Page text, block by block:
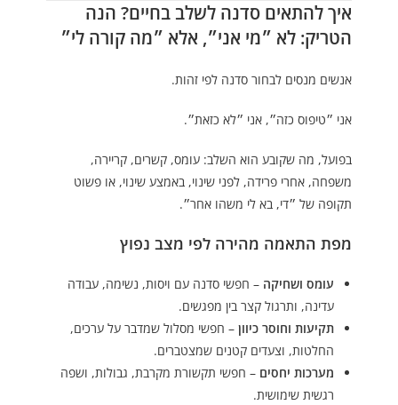
איך להתאים סדנה לשלב בחיים? הנה
הטריק: לא ״מי אני״, אלא ״מה קורה לי״
אנשים מנסים לבחור סדנה לפי זהות.
אני ״טיפוס כזה״, אני ״לא כזאת״.
בפועל, מה שקובע הוא השלב: עומס, קשרים, קריירה,
משפחה, אחרי פרידה, לפני שינוי, באמצע שינוי, או פשוט
תקופה של ״די, בא לי משהו אחר״.
מפת התאמה מהירה לפי מצב נפוץ
עומס ושחיקה – חפשי סדנה עם ויסות, נשימה, עבודה
עדינה, ותרגול קצר בין מפגשים.
תקיעות וחוסר כיוון – חפשי מסלול שמדבר על ערכים,
החלטות, וצעדים קטנים שמצטברים.
מערכות יחסים – חפשי תקשורת מקרבת, גבולות, ושפה
רגשית שימושית.